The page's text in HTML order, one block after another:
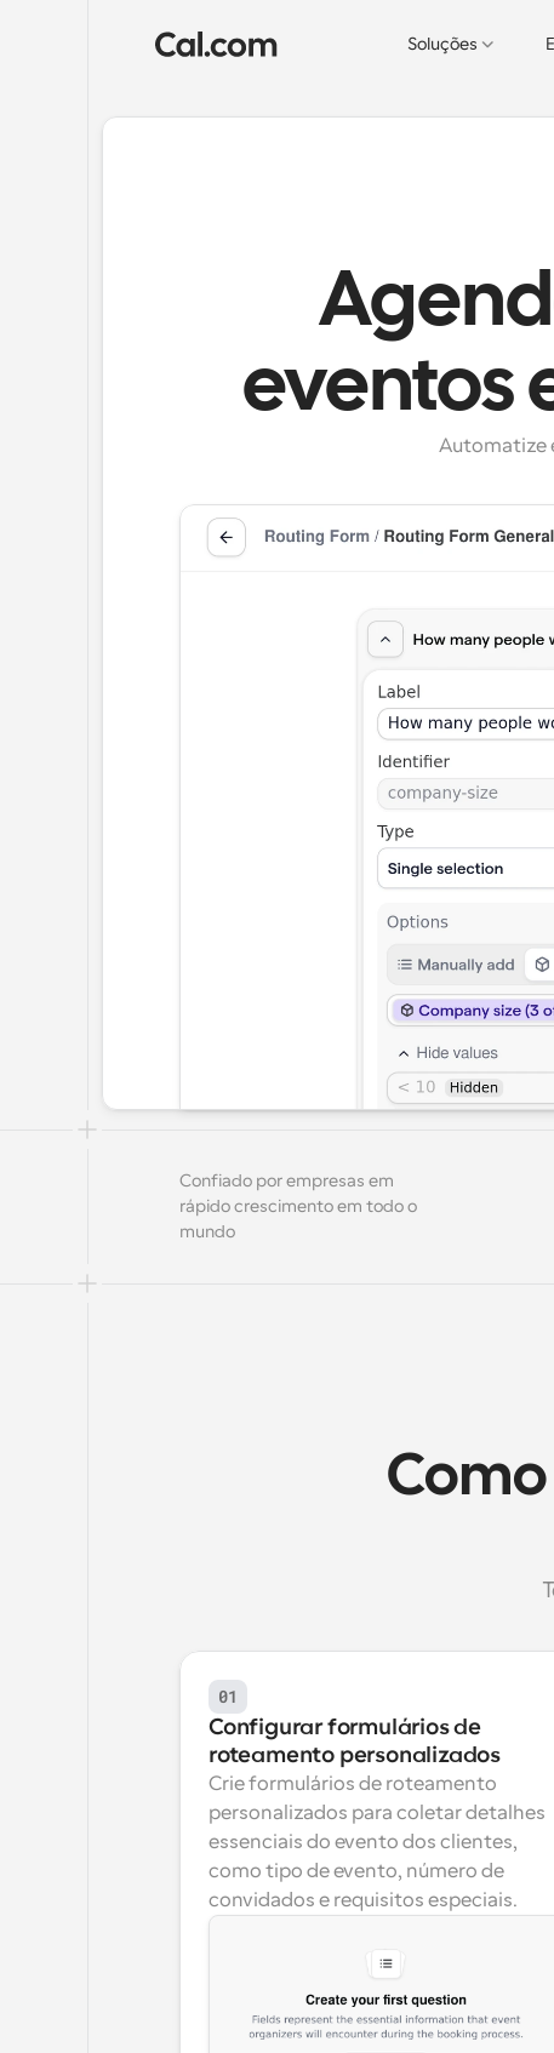
Soluções
eventos
Automatize
Confiado por empresas em
rápido crescimento em todo o
mundo
01
Configurar formulários de
roteamento personalizados
Crie formulários de roteamento
personalizados para coletar detalhes
essenciais do evento dos clientes,
como tipo de evento, número de
convidados e requisitos especiais.